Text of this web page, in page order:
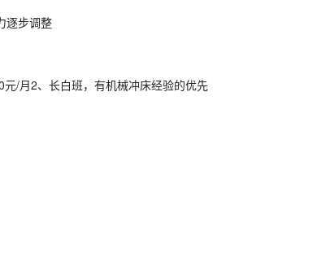
逐步调整
/月2、长白班，有机械冲床经验的优先